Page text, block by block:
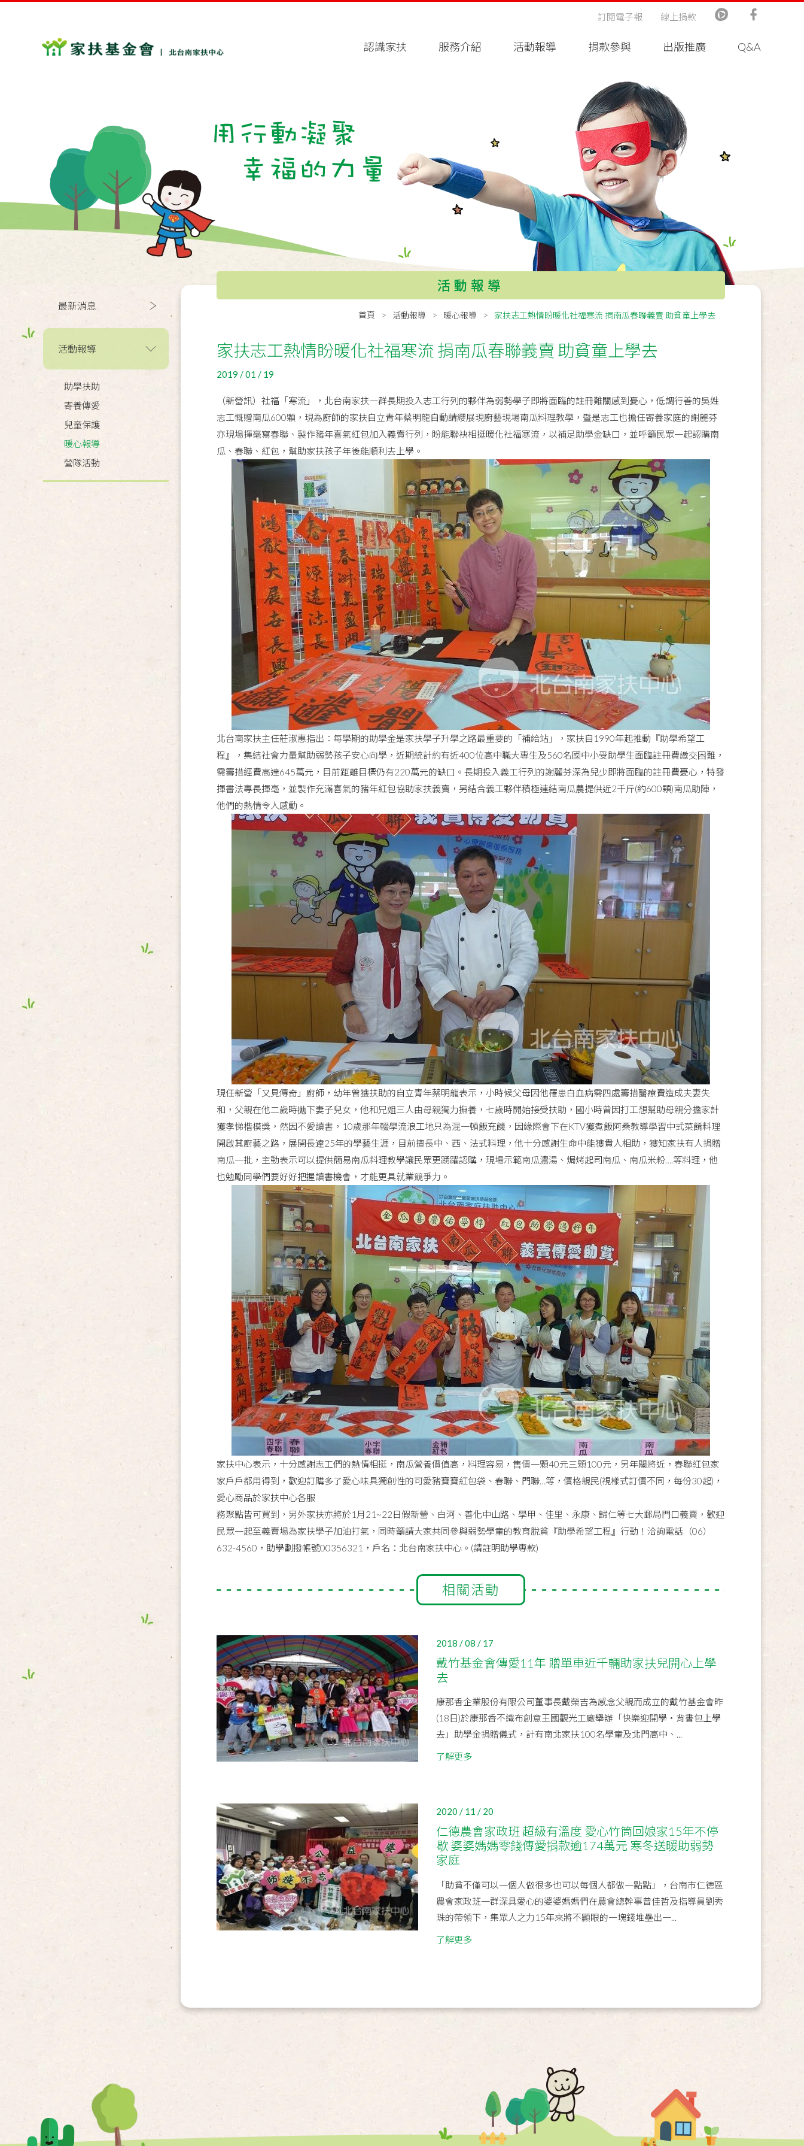
認識家扶 服務介紹 活動報導 捐款參與 出版推廣 Q&A
訂閱電子報 線上捐款
最新消息
活動報導
助學扶助
寄養傳愛
兒童保護
暖心報導
營隊活動
活動報導
首頁 活動報導 暖心報導 家扶志工熱情盼暖化社福寒流 捐南瓜春聯義賣 助貧童上學去
家扶志工熱情盼暖化社福寒流 捐南瓜春聯義賣 助貧童上學去
2019 / 01 / 19
（新營訊）社福「寒流」，北台南家扶一群長期投入志工行列的夥伴為弱勢學子即將面臨的註冊難關感到憂心，低調行善的吳姓
志工慨贈南瓜600顆，現為廚師的家扶自立青年蔡明龍自動請纓展現廚藝現場南瓜料理教學，暨是志工也擔任寄養家庭的謝麗芬
亦現場揮毫寫春聯、製作豬年喜氣紅包加入義賣行列，盼能聯袂相挺暖化社福寒流，以補足助學金缺口，並呼籲民眾一起認購南
瓜、春聯、紅包，幫助家扶孩子年後能順利去上學。
北台南家扶主任莊淑惠指出：每學期的助學金是家扶學子升學之路最重要的「補給站」，家扶自1990年起推動『助學希望工
程』，集結社會力量幫助弱勢孩子安心向學，近期統計約有近400位高中職大專生及560名國中小受助學生面臨註冊費繳交困難，
需籌措經費高達645萬元，目前距離目標仍有220萬元的缺口。長期投入義工行列的謝麗芬深為兒少即將面臨的註冊費憂心，特發
揮書法專長揮亳，並製作充滿喜氣的豬年紅包協助家扶義賣，另結合義工夥伴積極連結南瓜農提供近2千斤(約600顆)南瓜助陣，
他們的熱情令人感動。
現任新營「又見傳奇」廚師，幼年曾獲扶助的自立青年蔡明龍表示，小時候父母因他罹患白血病需四處籌措醫療費造成夫妻失
和，父親在他二歲時抛下妻子兒女，他和兄姐三人由母親獨力撫養，七歲時開始接受扶助，國小時曾因打工想幫助母親分擔家計
獲孝悌楷模獎，然因不愛讀書，10歲那年輟學流浪工地只為混一頓飯充饑，因緣際會下在KTV獲煮飯阿桑教導學習中式菜餚料理
開啟其廚藝之路，展開長逹25年的學藝生涯，目前擅長中、西、法式料理，他十分感謝生命中能獲貴人相助，獲知家扶有人捐贈
南瓜一批，主動表示可以提供簡易南瓜料理教學讓民眾更踴躍認購，現場示範南瓜濃湯、焗烤起司南瓜、南瓜米粉….等料理，他
也勉勵同學們要好好把握讀書機會，才能更具就業競爭力。
家扶中心表示，十分感謝志工們的熱情相挺，南瓜營養價值高，料理容易，售價一顆40元三顆100元，另年關將近，春聯紅包家
家戶戶都用得到，歡迎訂購多了愛心味具獨創性的可愛豬寶寶紅包袋、春聯、門聯…等，價格親民(視樣式訂價不同，每份30起)，
愛心商品於家扶中心各服
務聚點皆可買到，另外家扶亦將於1月21~22日假新營、白河、善化中山路、學甲、佳里、永康、歸仁等七大郵局門口義賣，歡迎
民眾一起至義賣場為家扶學子加油打氣，同時籲請大家共同參與弱勢學童的教育脫貧『助學希望工程』行動！洽詢電話（06）
632-4560，助學劃撥帳號00356321，戶名：北台南家扶中心。(請註明助學專款)
相關活動
2018 / 08 / 17
戴竹基金會傳愛11年 贈單車近千輛助家扶兒開心上學
去
康那香企業股份有限公司董事長戴榮吉為感念父親而成立的戴竹基金會昨
(18日)於康那香不織布創意王國觀光工廠舉辦「快樂迎開學‧背書包上學
去」助學金捐贈儀式，計有南北家扶100名學童及北門高中、...
了解更多
2020 / 11 / 20
仁德農會家政班 超級有溫度 愛心竹筒回娘家15年不停
歇 婆婆媽媽零錢傳愛捐款逾174萬元 寒冬送暖助弱勢
家庭
「助貧不僅可以一個人做很多也可以每個人都做一點點」，台南市仁德區
農會家政班一群深具愛心的婆婆媽媽們在農會總幹事曾佳哲及指導員劉秀
珠的帶領下，集眾人之力15年來將不顯眼的一塊錢堆壘出一...
了解更多